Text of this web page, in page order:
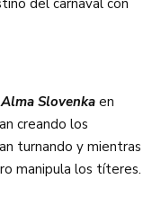
del carnaval con
Alma Slovenka en
creando los
turnando y mientras
manipula los títeres.